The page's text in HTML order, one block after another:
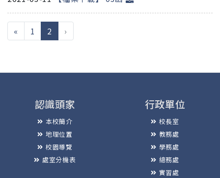
« 1 2 (current)
›
認識頭家
本校簡介
地理位置
校園導覽
處室分機表
行政單位
校長室
教務處
學務處
總務處
實習處